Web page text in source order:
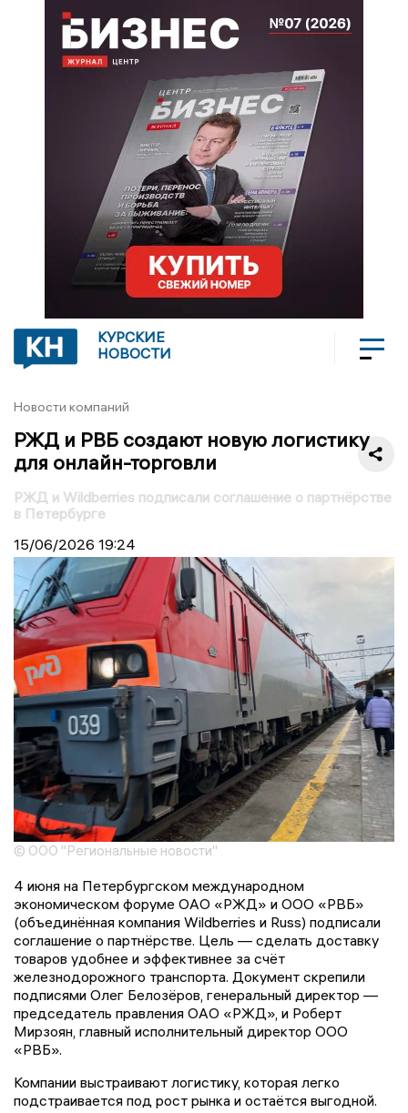
КУРСКИЕ
НОВОСТИ
Новости компаний
РЖД и РВБ создают новую логистику
для онлайн-торговли
РЖД и Wildberries подписали соглашение о партнёрстве
в Петербурге
15/06/2026 19:24
© ООО "Региональные новости"
4 июня на Петербургском международном
экономическом форуме ОАО «РЖД» и ООО «РВБ»
(объединённая компания Wildberries и Russ) подписали
соглашение о партнёрстве. Цель — сделать доставку
товаров удобнее и эффективнее за счёт
железнодорожного транспорта. Документ скрепили
подписями Олег Белозёров, генеральный директор —
председатель правления ОАО «РЖД», и Роберт
Мирзоян, главный исполнительный директор ООО
«РВБ».
Компании выстраивают логистику, которая легко
подстраивается под рост рынка и остаётся выгодной.